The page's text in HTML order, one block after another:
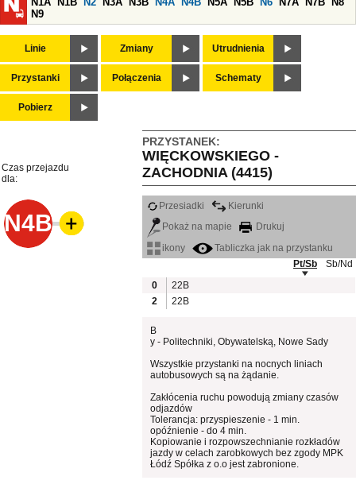
N9
Linie Zmiany Utrudnienia
Przystanki Połączenia Schematy
Pobierz
PRZYSTANEK:
WIĘCKOWSKIEGO -
ZACHODNIA (4415)
Czas przejazdu
dla:
N4B
Przesiadki
Kierunki
Pokaż na mapie
Drukuj
ikony
Tabliczka jak na przystanku
Pt/Sb
Sb/Nd
0
22B
2
22B
B
y - Politechniki, Obywatelską, Nowe Sady
Wszystkie przystanki na nocnych liniach
autobusowych są na żądanie.
Zakłócenia ruchu powodują zmiany czasów
odjazdów
Tolerancja: przyspieszenie - 1 min.
opóźnienie - do 4 min.
Kopiowanie i rozpowszechnianie rozkładów
jazdy w celach zarobkowych bez zgody MPK
Łódź Spółka z o.o jest zabronione.